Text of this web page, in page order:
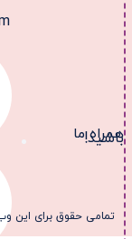
ما
تمامی حقوق برای این